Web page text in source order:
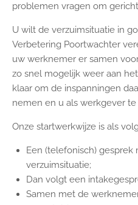
problemen vragen om
U wilt de verzuimsituatie in
Verbetering Poortwachter
uw werknemer er samen
zo snel mogelijk weer aan
klaar om de inspanningen
nemen en u als werkgever te
Onze startwerkwijze is als
Een (telefonisch)
verzuimsituatie;
Dan volgt een
Samen met de